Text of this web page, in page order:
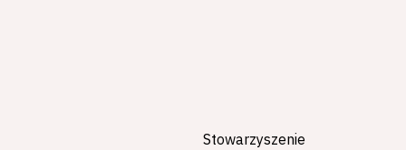
Stowarzyszenie